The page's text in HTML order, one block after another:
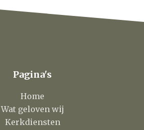
Pagina's
Home
Wat geloven wij
Kerkdiensten